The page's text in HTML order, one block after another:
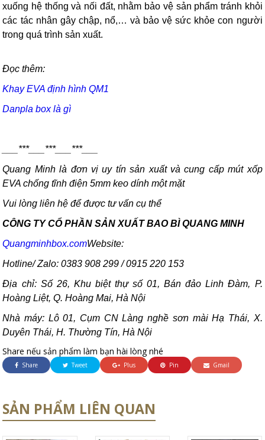
xuống hệ thống và nối đất, nhằm bảo vệ sản phẩm tránh khỏi
các tác nhân gây chập, nổ,… và bảo vệ sức khỏe con người
trong quá trình sản xuất.
Đọc thêm:
Khay EVA định hình QM1
Danpla box là gì
___***___***___***___
Quang Minh là đơn vị uy tín sản xuất và cung cấp mút xốp
EVA chống tĩnh điện 5mm keo dính một mặt
Vui lòng liên hệ để được tư vấn cụ thể
CÔNG TY CỔ PHẦN SẢN XUẤT BAO BÌ QUANG MINH
Website:
Quangminhbox.com
Hotline/ Zalo: 0383 908 299 / 0915 220 153
Địa chỉ: Số 26, Khu biệt thự số 01, Bán đảo Linh Đàm, P.
Hoàng Liệt, Q. Hoàng Mai, Hà Nội
Nhà máy: Lô 01, Cụm CN Làng nghề sơn mài Hạ Thái, X.
Duyên Thái, H. Thường Tín, Hà Nội
Share nếu sản phẩm làm bạn hài lòng nhé
Share Tweet Plus Pin Gmail
SẢN PHẨM LIÊN QUAN